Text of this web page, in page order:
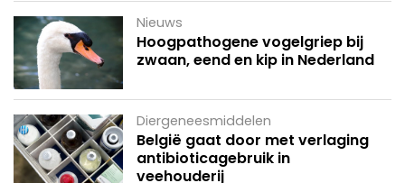
Nieuws
Hoogpathogene vogelgriep bij
zwaan, eend en kip in Nederland
Diergeneesmiddelen
België gaat door met verlaging
antibioticagebruik in
veehouderij